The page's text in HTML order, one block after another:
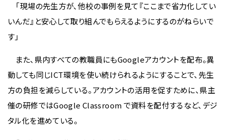
「現場の先生方が、他校の事例を見て『ここまで省力化してい
いんだ』と安心して取り組んでもらえるようにするのがねらいで
す」
また、県内すべての教職員にもGoogleアカウントを配布。異
動しても同じICT環境を使い続けられるようにすることで、先生
方の負担を減らしている。アカウントの活用を促すために、県主
催の研修ではGoogle Classroom で資料を配付するなど、デジ
タル化を進めている。